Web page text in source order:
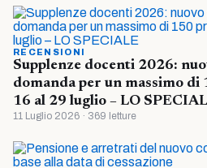
RECENSIONI
Supplenze docenti 2026:
domanda per un massimo
16 al 29 luglio – LO
11 Luglio 2026 · 369 letture